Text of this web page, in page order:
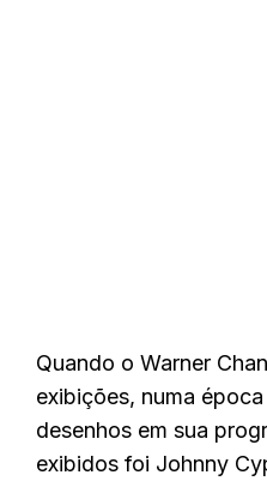
Quando o Warner
exibições, numa
desenhos em sua
exibidos foi Johnny